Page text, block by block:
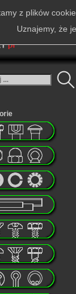
z plików
Uznajemy, że